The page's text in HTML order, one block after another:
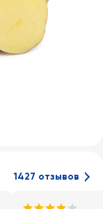
1427 отзывов